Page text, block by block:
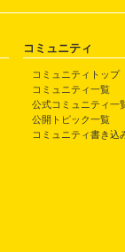
コミュニティ
コミュニティトップ
コミュニティ一覧
公式コミュニティ一
公開トピック一覧
コミュニティ書き込